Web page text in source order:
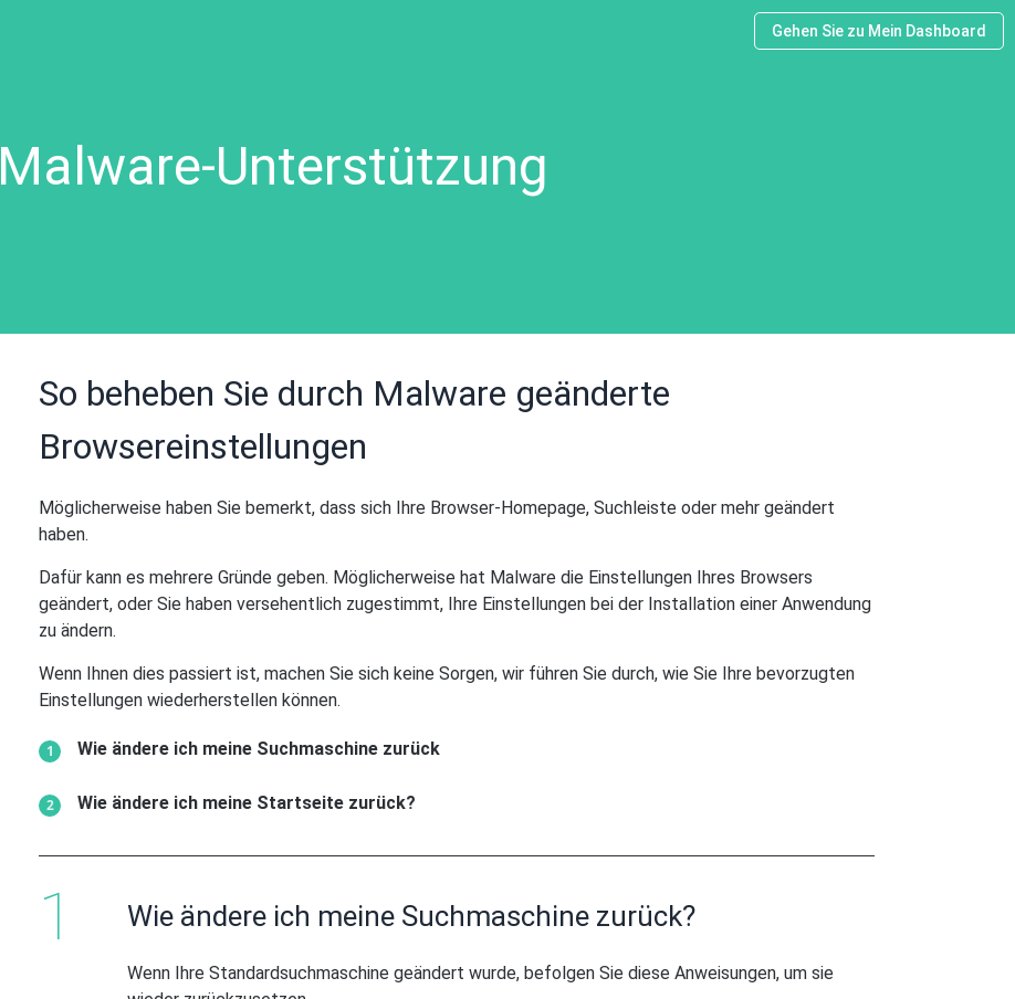
Gehen Sie zu Mein Dashboard
Malware-Unterstützung
So beheben Sie durch Malware geänderte
Browsereinstellungen
Möglicherweise haben Sie bemerkt, dass sich Ihre Browser-Homepage, Suchleiste oder mehr geändert
haben.
Dafür kann es mehrere Gründe geben. Möglicherweise hat Malware die Einstellungen Ihres Browsers
geändert, oder Sie haben versehentlich zugestimmt, Ihre Einstellungen bei der Installation einer Anwendung
zu ändern.
Wenn Ihnen dies passiert ist, machen Sie sich keine Sorgen, wir führen Sie durch, wie Sie Ihre bevorzugten
Einstellungen wiederherstellen können.
Wie ändere ich meine Suchmaschine zurück
Wie ändere ich meine Startseite zurück?
Wie ändere ich meine Suchmaschine zurück?
Wenn Ihre Standardsuchmaschine geändert wurde, befolgen Sie diese Anweisungen, um sie